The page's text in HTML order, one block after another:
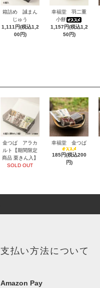
箱詰め 誠まん
じゅう
1,111円(税込1,2
00円)
幸福堂 羽二重
小餅
1,157円(税込1,2
50円)
金つば アラカ
ルト【期間限定
商品 栗きん入】
SOLD OUT
幸福堂 金つば
185円(税込200
円)
支払い方法について
Amazon Pay